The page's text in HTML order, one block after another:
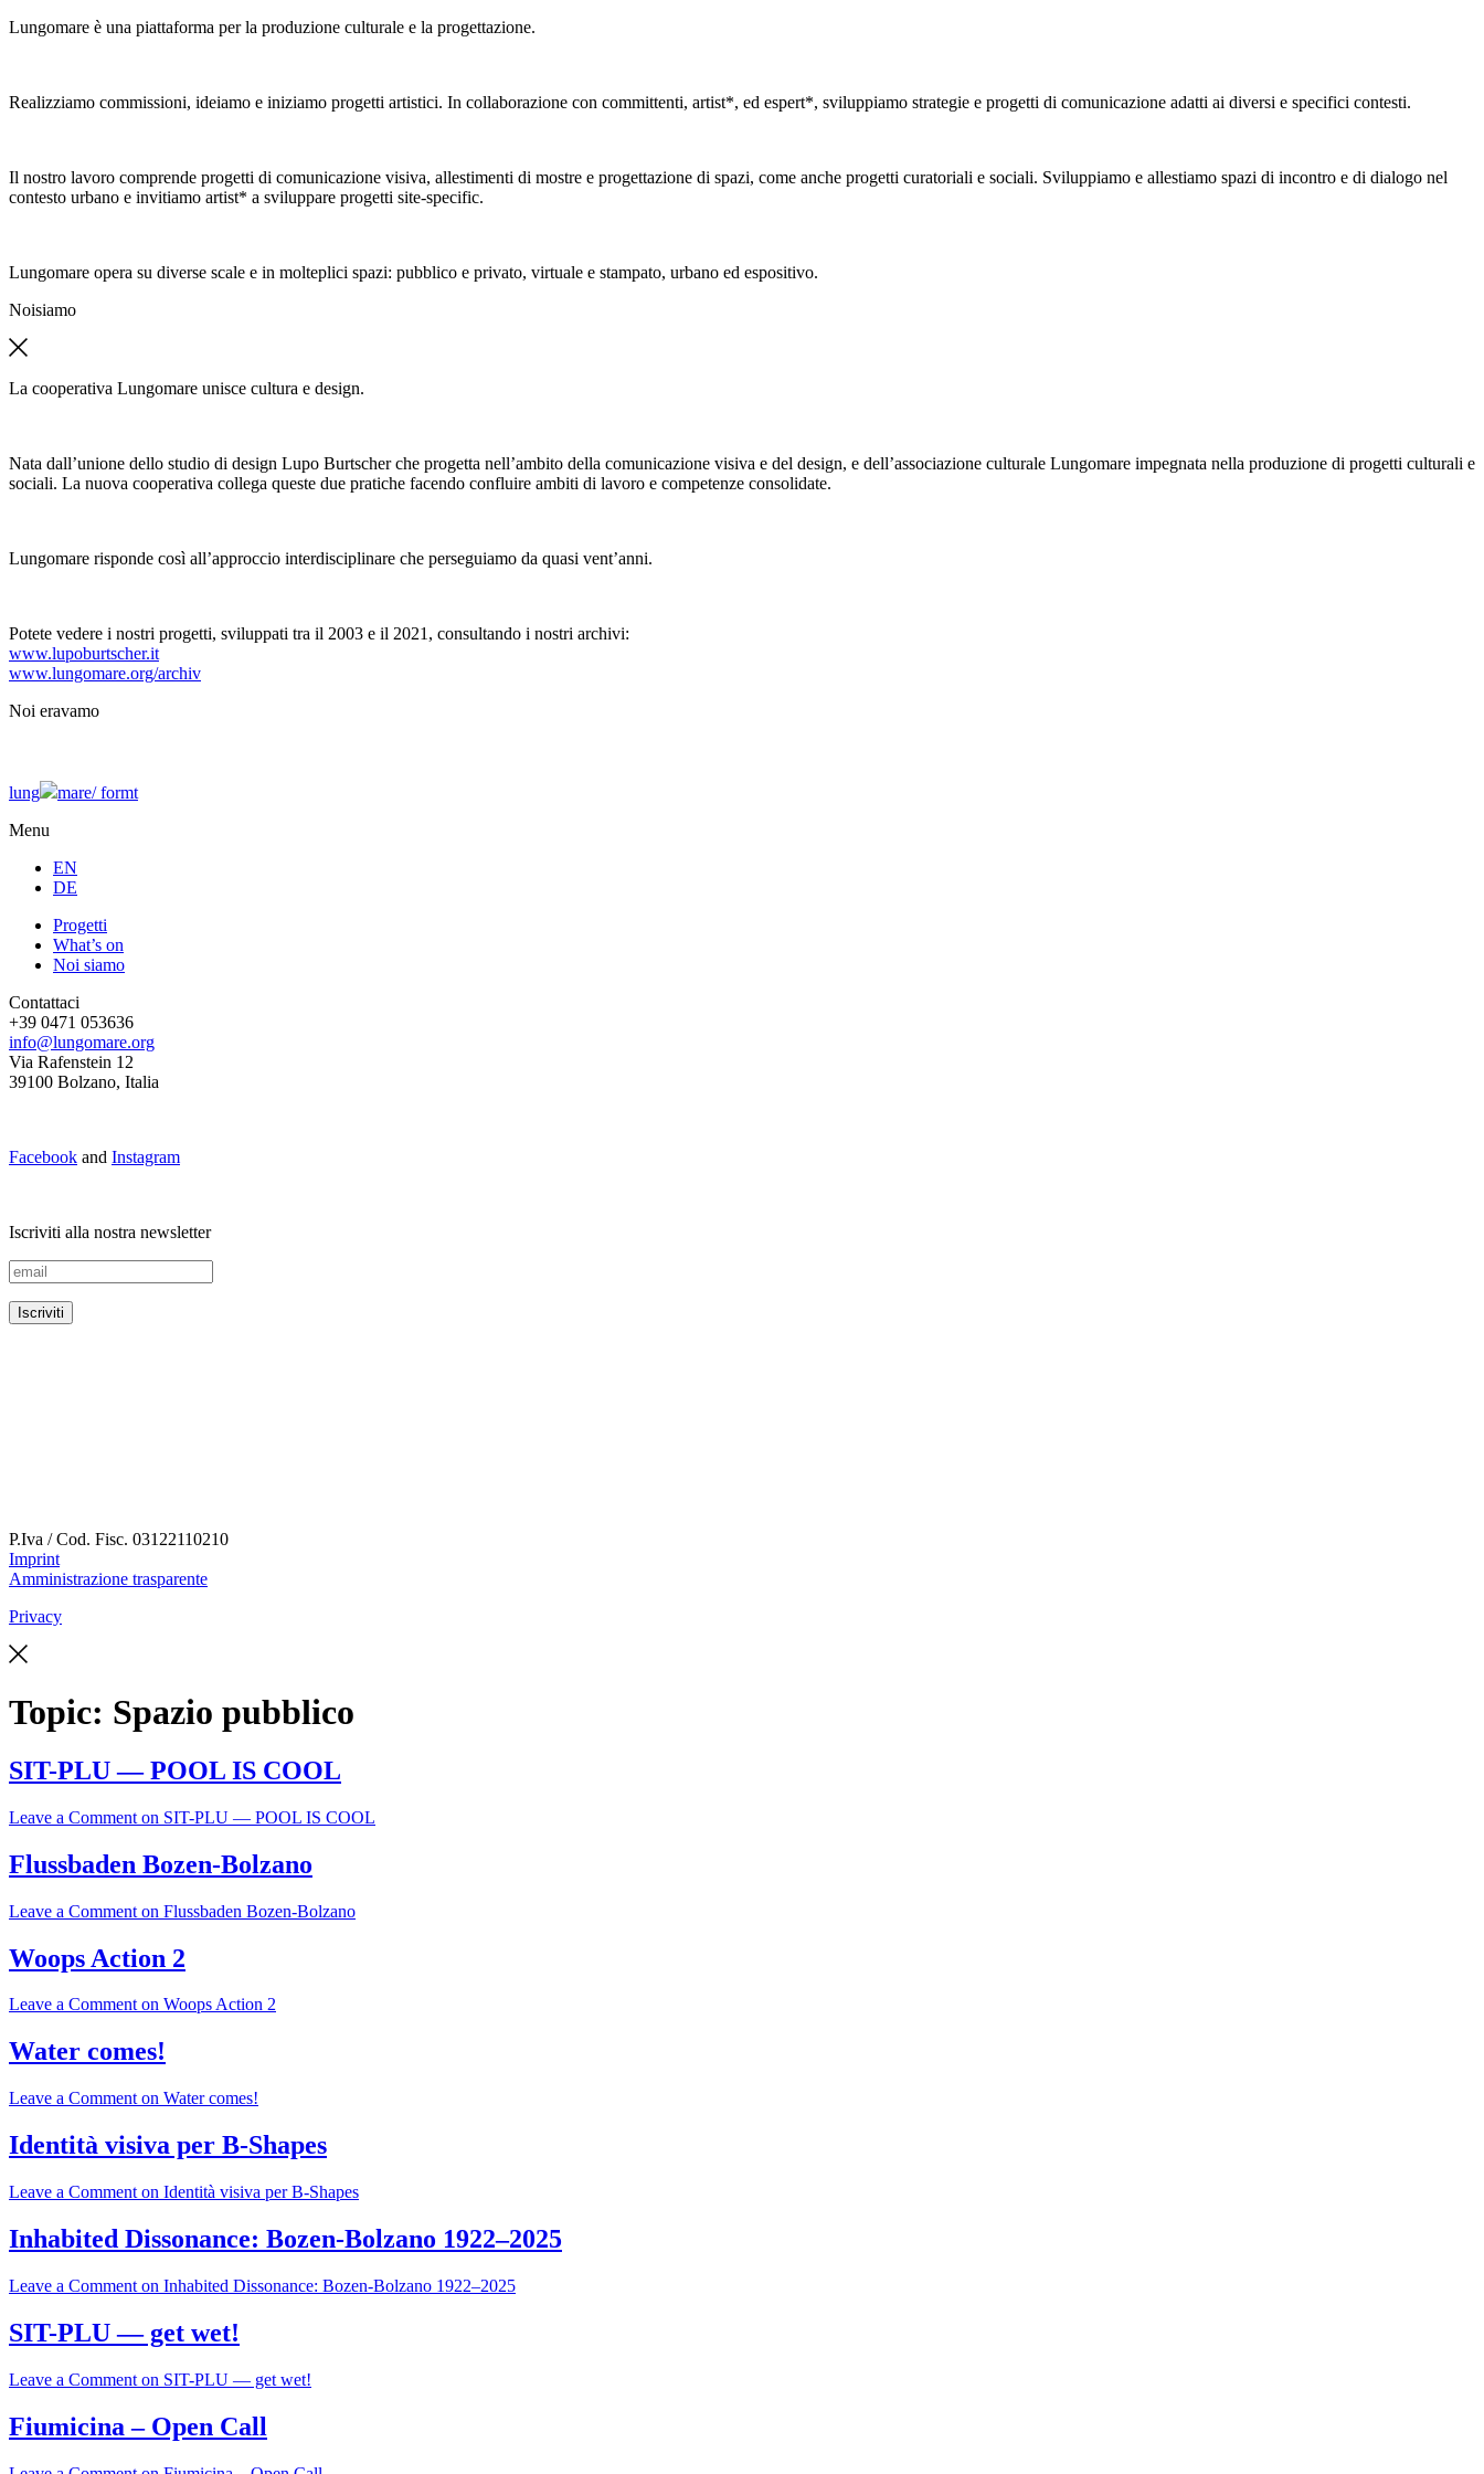
Lungomare è una piattaforma per la produzione culturale e la progettazione.
Realizziamo commissioni, ideiamo e iniziamo progetti artistici. In collaborazione con committenti, artist*, ed espert*, sviluppiamo strategie e progetti di comunicazione adatti ai diversi e specifici contesti.
Il nostro lavoro comprende progetti di comunicazione visiva, allestimenti di mostre e progettazione di spazi, come anche progetti curatoriali e sociali. Sviluppiamo e allestiamo spazi di incontro e di dialogo nel
contesto urbano e invitiamo artist* a sviluppare progetti site-specific.
Lungomare opera su diverse scale e in molteplici spazi: pubblico e privato, virtuale e stampato, urbano ed espositivo.
Noisiamo
La cooperativa Lungomare unisce cultura e design.
Nata dall’unione dello studio di design Lupo Burtscher che progetta nell’ambito della comunicazione visiva e del design, e dell’associazione culturale Lungomare impegnata nella produzione di progetti culturali e
sociali. La nuova cooperativa collega queste due pratiche facendo confluire ambiti di lavoro e competenze consolidate.
Lungomare risponde così all’approccio interdisciplinare che perseguiamo da quasi vent’anni.
Potete vedere i nostri progetti, sviluppati tra il 2003 e il 2021, consultando i nostri archivi:
www.lupoburtscher.it
www.lungomare.org/archiv
Noi eravamo
lung mare/formt
Menu
EN
DE
Progetti
What’s on
Noi siamo
Contattaci
+39 0471 053636
info@lungomare.org
Via Rafenstein 12
39100 Bolzano, Italia
Facebook and Instagram
Iscriviti alla nostra newsletter
P.Iva / Cod. Fisc. 03122110210
Imprint
Amministrazione trasparente
Privacy
Topic: Spazio pubblico
SIT-PLU — POOL IS COOL
Leave a Comment on SIT-PLU — POOL IS COOL
Flussbaden Bozen-Bolzano
Leave a Comment on Flussbaden Bozen-Bolzano
Woops Action 2
Leave a Commenton Woops Action 2
Water comes!
Leave a Comment on Water comes!
Identità visiva per B-Shapes
Leave a Comment on Identità visiva per B-Shapes
Inhabited Dissonance: Bozen-Bolzano 1922–2025
Leave a Comment on Inhabited Dissonance: Bozen-Bolzano 1922–2025
SIT-PLU — get wet!
Leave a Comment on SIT-PLU — get wet!
Fiumicina – Open Call